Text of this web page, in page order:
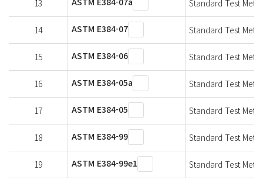
13 Standard Test
14 ASTM E384-07 Standard Test
15 ASTM E384-06 Standard Test
16 ASTM E384-05a Standard Test
17 ASTM E384-05 Standard Test
18 ASTM E384-99 Standard Test
19 ASTM E384-99e1 Standard Test